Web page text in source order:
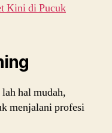
Kini di Pucuk
hal mudah,
menjalani profesi